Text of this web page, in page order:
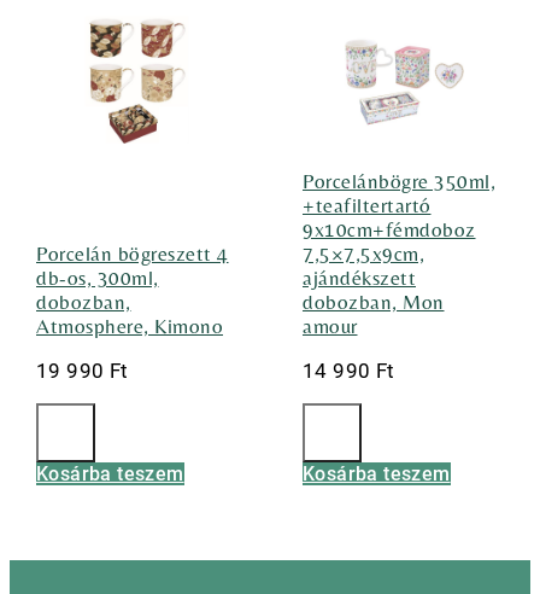
Porcelán bögreszett 4
db-os, 300ml,
dobozban,
Atmosphere, Kimono
19 990 Ft
Kosárba teszem
Porcelánbögre 350ml,
+teafiltertartó
9x10cm+fémdoboz
7,5×7,5x9cm,
ajándékszett
dobozban, Mon
amour
14 990 Ft
Kosárba teszem